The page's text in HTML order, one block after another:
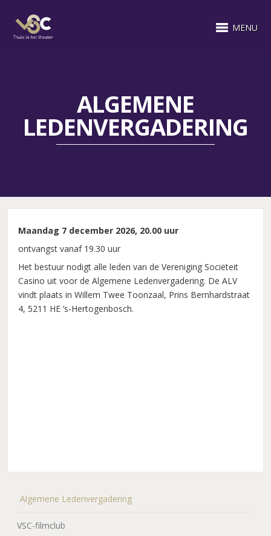
MENU
ALGEMENE
LEDENVERGADERING
Maandag 7 december 2026, 20.00 uur
ontvangst vanaf 19.30 uur
Het bestuur nodigt alle leden van de Vereniging Sociëteit
Casino uit voor de Algemene Ledenvergadering. De ALV
vindt plaats in Willem Twee Toonzaal, Prins Bernhardstraat
4, 5211 HE ’s-Hertogenbosch.
Algemene Ledenvergadering
VSC-filmclub